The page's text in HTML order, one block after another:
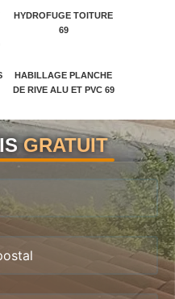
HYDROFUGE TOITURE
69
HABILLAGE PLANCHE
DE RIVE ALU ET PVC 69
GRATUIT